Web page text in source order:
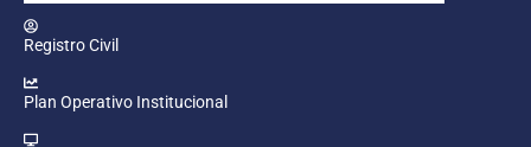
Registro Civil
Plan Operativo Institucional